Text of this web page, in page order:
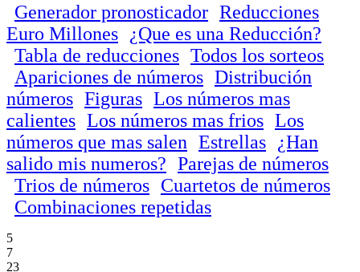
Generador pronosticador Reducciones
Euro Millones
¿Que es una Reducción?
Tabla de reducciones Todos los sorteos
Apariciones de números Distribución
números Figuras Los números mas
calientes Los números mas frios Los
números que mas salen Estrellas
¿Han
salido mis numeros? Parejas de números
Trios de números Cuartetos de números
Combinaciones repetidas
5
7
23